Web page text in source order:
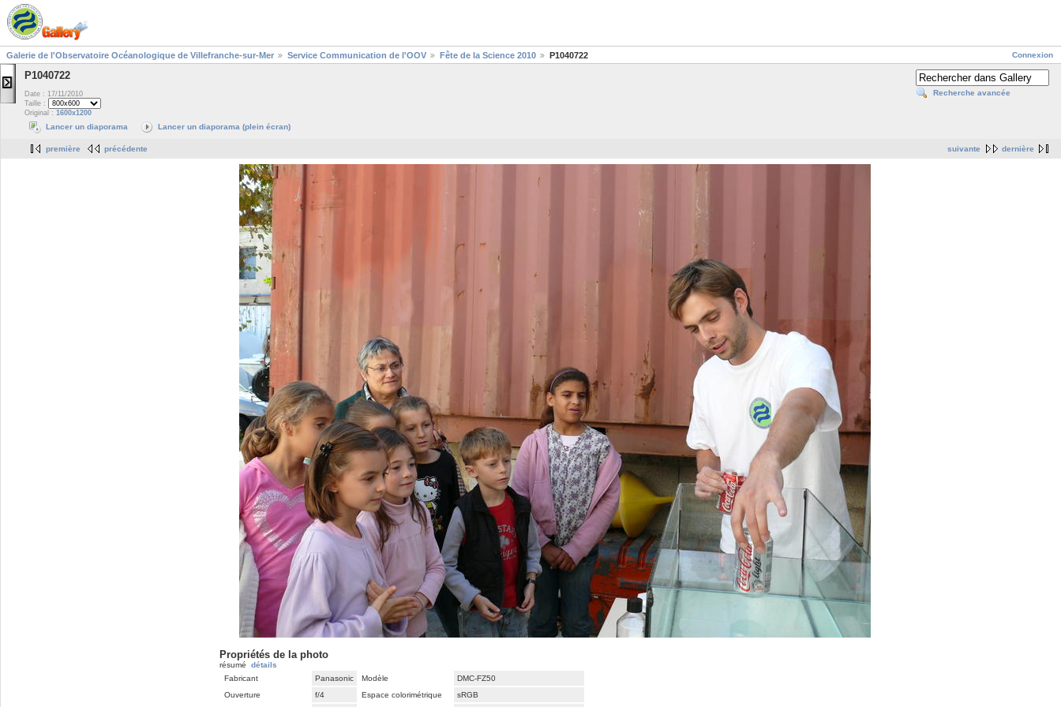
Connexion
Galerie de l'Observatoire Océanologique de Villefranche-sur-Mer Service Communication de l'OOV Fête de la Science 2010 P1040722
Recherche avancée
P1040722
Date : 17/11/2010
Taille :
Original : 1600x1200
Lancer un diaporama Lancer un diaporama (plein écran)
suivante dernière
première précédente
Propriétés de la photo
résumé détails
Fabricant
Panasonic Modèle
DMC-FZ50
Ouverture
f/4 Espace colorimétrique
sRGB